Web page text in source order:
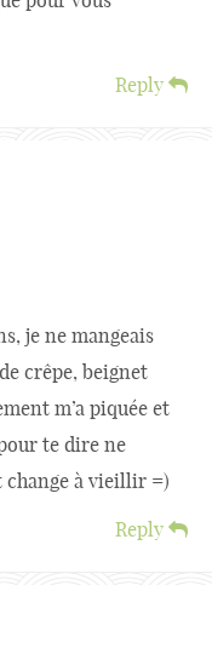
Reply
je ne mangeais
crêpe, beignet
m’a piquée et
te dire ne
change à vieillir =)
Reply